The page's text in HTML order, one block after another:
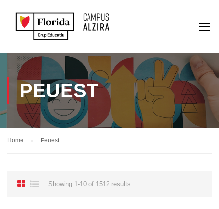
PEUEST
Home Peuest
Showing 1-10 of 1512 results